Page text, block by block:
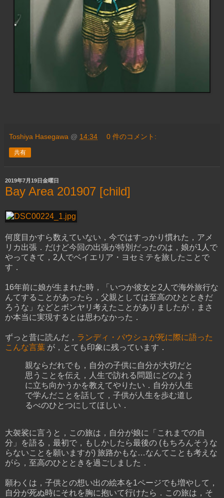
Toshiya Hasegawa @ 14:34 0 件のコメント:
共有
2019年7月19日金曜日
Bay Area 201907 [child]
何度目かすら数えていない，今ではすっかり慣れた，アメ
リカ出張．だけど今回の出張が特別だったのは，娘が1人で
やってきて，2人でベイエリア・ヨセミテを旅したことで
す．
16年前に娘が生まれた時，「いつか彼女と2人で海外旅行な
んてすることがあったら，父親としては至高のひとときだ
ろうな」などとボンヤリ考えたことがありましたが，まさ
か本当に実現するとは思わなかった．
ずっと昔に読んだ， ランディ・パウシュが死に際に語った
こんな言葉 が，とても印象に残っています．
親ならだれでも，自分の子供に自分が大切だと
思うことを伝え，人生で訪れる問題にどのよう
に立ち向かうかを教えてやりたい．自分が人生
で学んだことを話して，子供が人生を歩む道し
るべのひとつにしてほしい．
大袈裟に言うと，この旅は，自分が娘に「これまでの自
分」を語る，最初で，もしかしたら最後の (もちろんそうな
らないことを願いますが) 旅路かもな…なんてことも考えな
がら，至高のひとときを過ごしました．
願わくは，子供との想い出の絵本を1ページでも増やして，
自分が死ぬ時にそれを胸に抱いて行けたら．この旅は，そ